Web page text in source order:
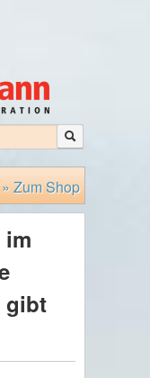
» Zum Shop
im
gibt